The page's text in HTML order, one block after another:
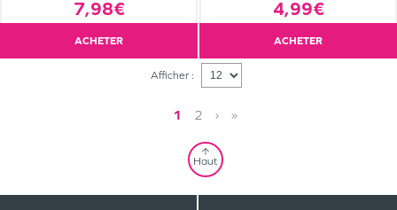
7,98€
ACHETER
4,99€
ACHETER
Afficher :
1 2 › »
Haut